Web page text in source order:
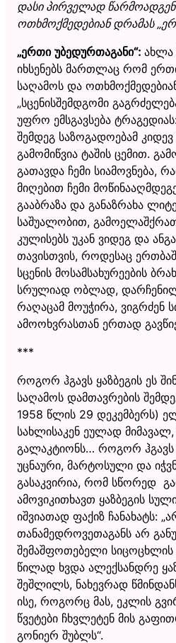
დასი პირველად
ოთხმოქმედებიან დრამას„
„ერთი უბედურთაგანი“: ახლა
იხსენებს მართლაც რომ
საღამოს და
„სცენისშემდგომი
უფრო ემსგავსება
შემდეგ საზოგადოებამ
გამომიწვია ტაშის ცემით.
გათავდა ჩემი სიამოვნება,
მიღებით ჩემი
გააბრაზა და განაზრახა
საშუალობით,
კულისებს უკან ვიდეგ და
თავისთვის, როდესაც
სცენის მოსამსახურეების
სრულიად ობლად,
რაღაცამ მოუჭირა, ვიგრძენ
ამოოხვრასთან ერთად
***
როგორ ჰგავს ყაზბეგის ეს
საღამოს დამთავრების
1958 წლის 29 დეკემბერს)
სახლისაკენ ეულად
გალაკტიონს… როგორ
უცნაური, მარტოსული და
გასაკვირია, რომ სწორედ
ამოვიკითხავთ ყაზბეგის
იშვიათად ფაქიზ ჩანახატს:
თანამედროვეთაგანს არ
შემაშფოთებელი
წილად ხვდა ალექსანდრე
შეშლილს, ნახევრად
ისე, როგორც მას, ეკლის
წვეტები ჩხვლეტენ მის
გონიერ შუბლს“.